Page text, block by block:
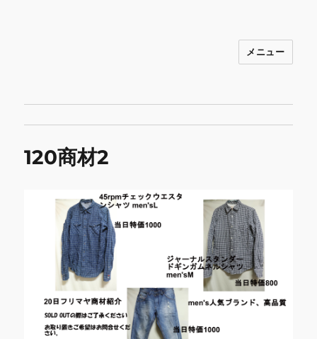
INNOCENCE ～日常に彩りを～ フ
物 etc販売 江戸川区瑞江
メニュー
120商材2